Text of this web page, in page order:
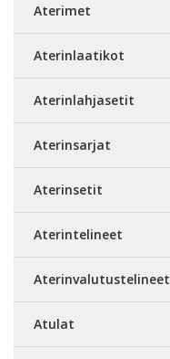
Aterimet
Aterinlaatikot
Aterinlahjasetit
Aterinsarjat
Aterinsetit
Aterintelineet
Aterinvalutustelineet
Atulat